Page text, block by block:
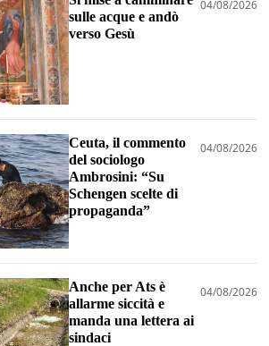
sulle acque e andò
verso Gesù
04/08/2026
Ceuta, il commento
del sociologo
Ambrosini: “Su
Schengen scelte di
propaganda”
04/08/2026
Anche per Ats è
allarme siccità e
manda una lettera ai
sindaci
04/08/2026